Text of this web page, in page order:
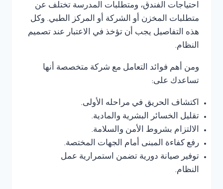
احتياجات الفندق، ومتطلبات المدرسة تختلف عن
متطلبات المخزن أو الشركة أو المركز الطبي. وكل
هذه التفاصيل يجب أن تؤخذ في الاعتبار عند تصميم
النظام.
ومن أهم فوائد التعامل مع شركة متخصصة أنها
تساعدك على:
اكتشاف الحريق في مراحله الأولى.
تقليل الخسائر البشرية والمادية.
الالتزام بشروط الأمن والسلامة.
رفع كفاءة المبنى أمام الجهات المختصة.
توفير صيانة دورية تضمن استمرارية عمل
النظام.